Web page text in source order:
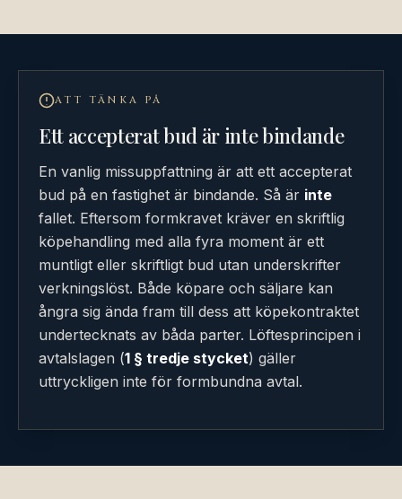
ATT TÄNKA PÅ
Ett accepterat bud är inte bindande
En vanlig missuppfattning är att ett accepterat
bud på en fastighet är bindande. Så är inte
fallet. Eftersom formkravet kräver en skriftlig
köpehandling med alla fyra moment är ett
muntligt eller skriftligt bud utan underskrifter
verkningslöst. Både köpare och säljare kan
ångra sig ända fram till dess att köpekontraktet
undertecknats av båda parter. Löftesprincipen i
avtalslagen (1 § tredje stycket) gäller
uttryckligen inte för formbundna avtal.